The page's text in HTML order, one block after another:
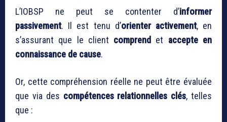
L’IOBSP ne peut se contenter d’informer
passivement. Il est tenu d’orienter activement, en
s’assurant que le client comprend et accepte en
connaissance de cause.
Or, cette compréhension réelle ne peut être évaluée
que via des compétences relationnelles clés, telles
que :